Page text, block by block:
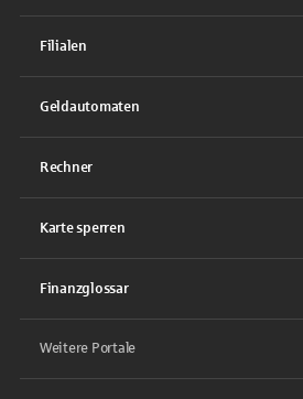
Filialen
Geldautomaten
Rechner
Karte sperren
Finanzglossar
Weitere Portale